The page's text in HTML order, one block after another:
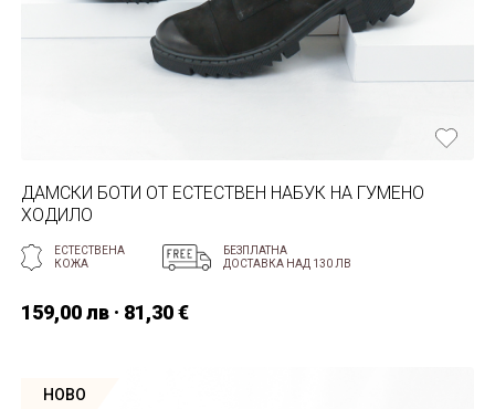
ДАМСКИ БОТИ ОТ ЕСТЕСТВЕН НАБУК НА ГУМЕНО
ХОДИЛО
ЕСТЕСТВЕНА
КОЖА
БЕЗПЛАТНА
ДОСТАВКА НАД 130 ЛВ
159,00 лв · 81,30 €
НОВО